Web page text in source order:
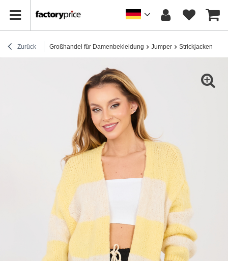
Zurück Großhandel für Damenbekleidung Jumper Strickjacken